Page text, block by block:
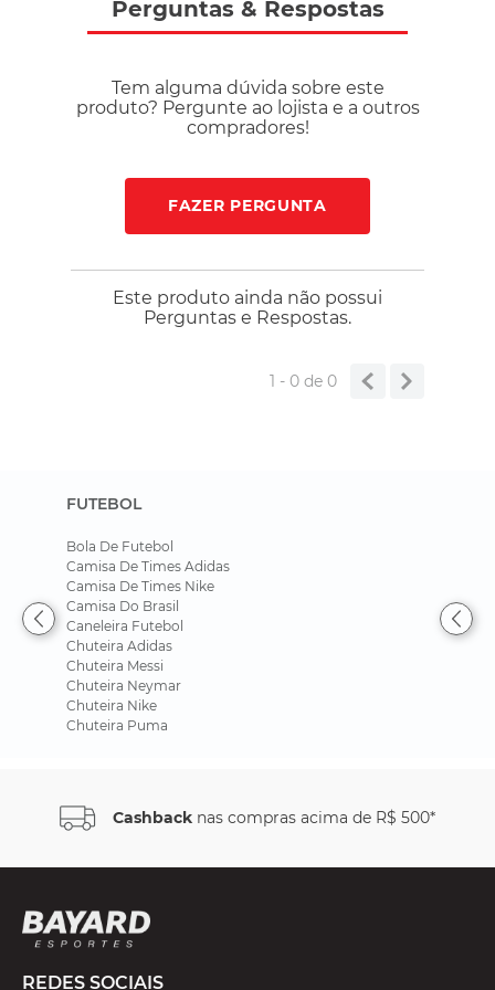
tênis é a escolha ideal para quem busca controle, resistência
Perguntas & Respostas
Tem alguma dúvida sobre este
produto? Pergunte ao lojista e a outros
compradores!
FAZER PERGUNTA
Este produto ainda não possui
Perguntas e Respostas.
1 - 0de 0
FUTEBOL
Bola De Futebol
Camisa De Times Adidas
Camisa De Times Nike
Camisa Do Brasil
Caneleira Futebol
Chuteira Adidas
Chuteira Messi
Chuteira Neymar
Chuteira Nike
Chuteira Puma
Cashback nas compras acima de R$ 500*
REDES SOCIAIS